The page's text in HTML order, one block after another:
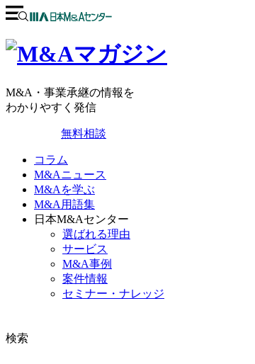
M&A・事業承継の情報を
わかりやすく発信
無料相談
コラム
M&Aニュース
M&Aを学ぶ
M&A用語集
日本M&Aセンター
選ばれる理由
サービス
M&A事例
案件情報
セミナー・ナレッジ
検索